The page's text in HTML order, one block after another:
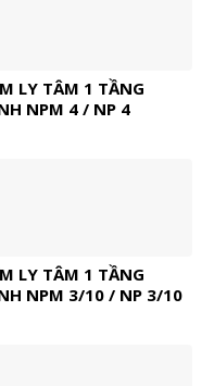
LY TÂM 1 TẦNG
NPM 4 / NP 4
LY TÂM 1 TẦNG
NPM 3/10 / NP 3/10